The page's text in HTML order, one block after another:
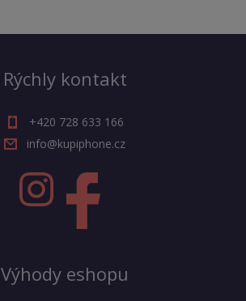
Rýchly kontakt
+420 728 633 166
info@kupiphone.cz
Výhody eshopu